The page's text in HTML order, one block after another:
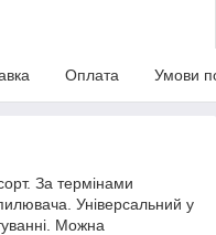
Оплата Умови
За термінами
Універсальний у
Можна